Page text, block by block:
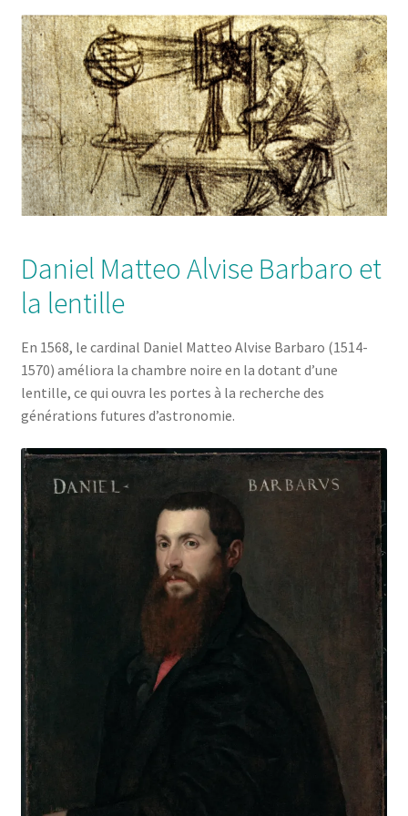
Daniel Matteo Alvise Barbaro et
la lentille
En 1568, le cardinal Daniel Matteo Alvise Barbaro (1514-
1570) améliora la chambre noire en la dotant d’une
lentille, ce qui ouvra les portes à la recherche des
générations futures d’astronomie.